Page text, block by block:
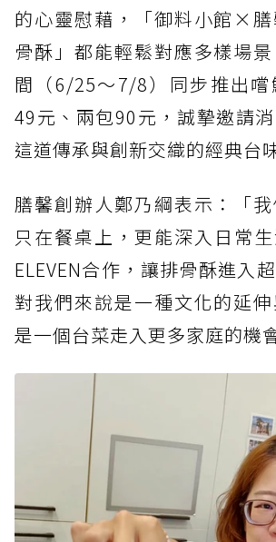
的心靈慰藉，「御料小館×
骨酥」都能輕鬆對應多樣場
間（6/25～7/8）同步推出嚐
49元、兩包90元，誠摯邀請
這道傳承與創新交織的經典台
膳馨創辦人鄭乃綱表示：「
只在餐桌上，更能深入日常
ELEVEN合作，讓排骨酥進入
對我們來說是一種文化的延
是一個台菜走入更多家庭的機會